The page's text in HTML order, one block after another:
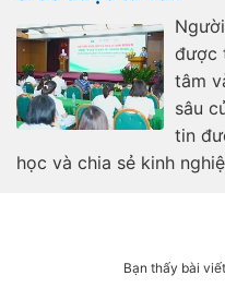
được
tâm
sâu
tin
học và chia sẻ kinh
Bạn thấy bài